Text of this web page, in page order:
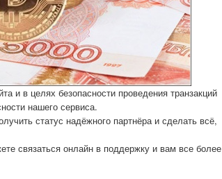
и в целях безопасности проведения транзакций
нашего сервиса.
статус надёжного партнёра и сделать всё,
связаться онлайн в поддержку и вам все более